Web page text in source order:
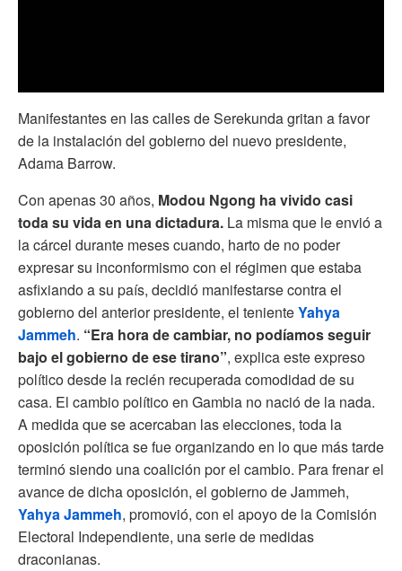
Manifestantes en las calles de Serekunda gritan a favor
de la instalación del gobierno del nuevo presidente,
Adama Barrow.
Con apenas 30 años, Modou Ngong ha vivido casi
toda su vida en una dictadura. La misma que le envió a
la cárcel durante meses cuando, harto de no poder
expresar su inconformismo con el régimen que estaba
asfixiando a su país, decidió manifestarse contra el
gobierno del anterior presidente, el tenienteYahya
Jammeh. “Era hora de cambiar, no podíamos seguir
bajo el gobierno de ese tirano”, explica este expreso
político desde la recién recuperada comodidad de su
casa. El cambio político en Gambia no nació de la nada.
A medida que se acercaban las elecciones, toda la
oposición política se fue organizando en lo que más tarde
terminó siendo una coalición por el cambio. Para frenar el
avance de dicha oposición, el gobierno de Jammeh,
Yahya Jammeh, promovió, con el apoyo de la Comisión
Electoral Independiente, una serie de medidas
draconianas.